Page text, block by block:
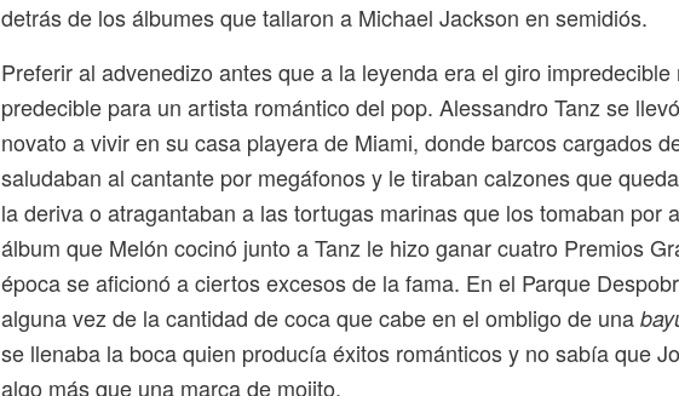
detrás de los álbumes que tallaron a Michael Jackson en semidiós.
Preferir al advenedizo antes que a la leyenda era el giro impredecible
predecible para un artista romántico del pop. Alessandro Tanz se
novato a vivir en su casa playera de Miami, donde barcos cargados
saludaban al cantante por megáfonos y le tiraban calzones que
la deriva o atragantaban a las tortugas marinas que los tomaban por
álbum que Melón cocinó junto a Tanz le hizo ganar cuatro Premios
época se aficionó a ciertos excesos de la fama. En el Parque
alguna vez de la cantidad de coca que cabe en el ombligo de una
se llenaba la boca quien producía éxitos románticos y no sabía que
algo más que una marca de mojito.